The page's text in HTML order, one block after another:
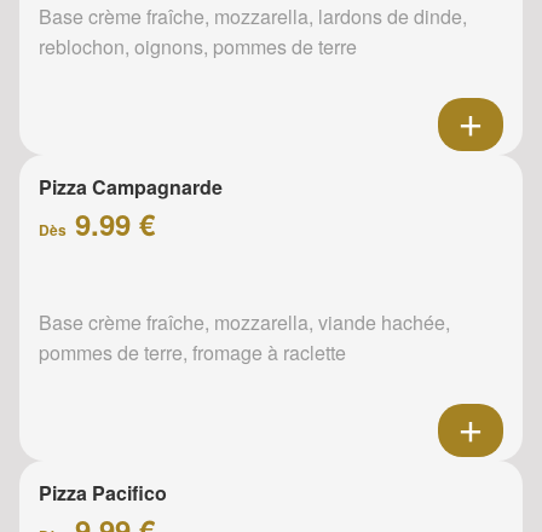
Base crème fraîche, mozzarella, lardons de dinde,
reblochon, oignons, pommes de terre
Pizza Campagnarde
Dès 9.99 €
Base crème fraîche, mozzarella, viande hachée,
pommes de terre, fromage à raclette
Pizza Pacifico